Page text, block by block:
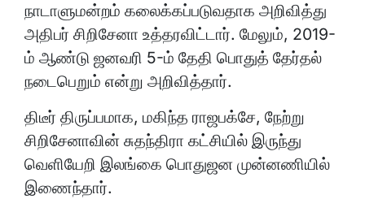
நாடாளுமன்றம் கலைக்கப்படுவதாக அறிவித்து
அதிபர் சிறிசேனா உத்தரவிட்டார். மேலும், 2019-
ம் ஆண்டு ஜனவரி 5-ம் தேதி பொதுத் தேர்தல்
நடைபெறும் என்று அறிவித்தார்.
திடீர் திருப்பமாக, மகிந்த ராஜபக்சே, நேற்று
சிறிசேனாவின் சுதந்திரா கட்சியில் இருந்து
வெளியேறி இலங்கை பொதுஜன முன்னணியில்
இணைந்தார்.